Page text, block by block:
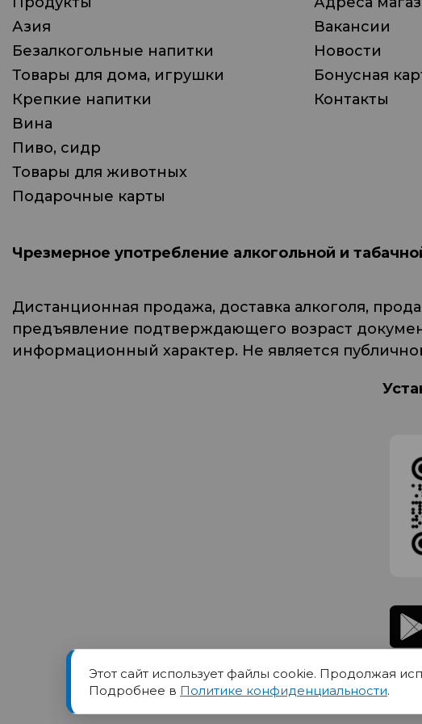
Азия
Безалкогольные напитки
Товары для дома, игрушки
Крепкие напитки
Вина
Пиво, сидр
Товары для животных
Подарочные карты
Вакансии
Новости
Бонусная
Контакты
Чрезмерное употребление алкогольной и
Дистанционная продажа, доставка алкоголя,
предъявление подтверждающего возраст
информационный характер. Не является
Товарный знак ПОРТ принадлежит
Юр.адрес
Этот сайт использует файлы cookie. Продолжая
Подробнее в Политике конфиденциальности.